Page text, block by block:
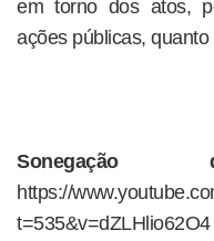
em torno dos atos,
ações públicas,
https://
t=535&v=dZLHlio62O4